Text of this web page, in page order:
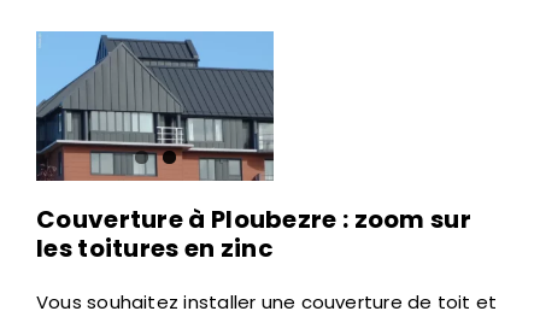
Couverture à Ploubezre : zoom sur
les toitures en zinc
Vous souhaitez installer une couverture de toit et